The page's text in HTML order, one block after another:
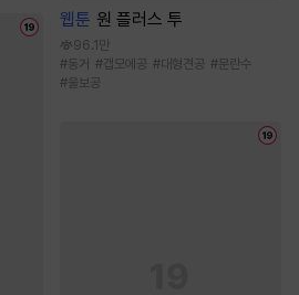
웹툰 원 플러스 투
96.1만
#동거 #갭모에공 #대형견공 #문란수
#울보공